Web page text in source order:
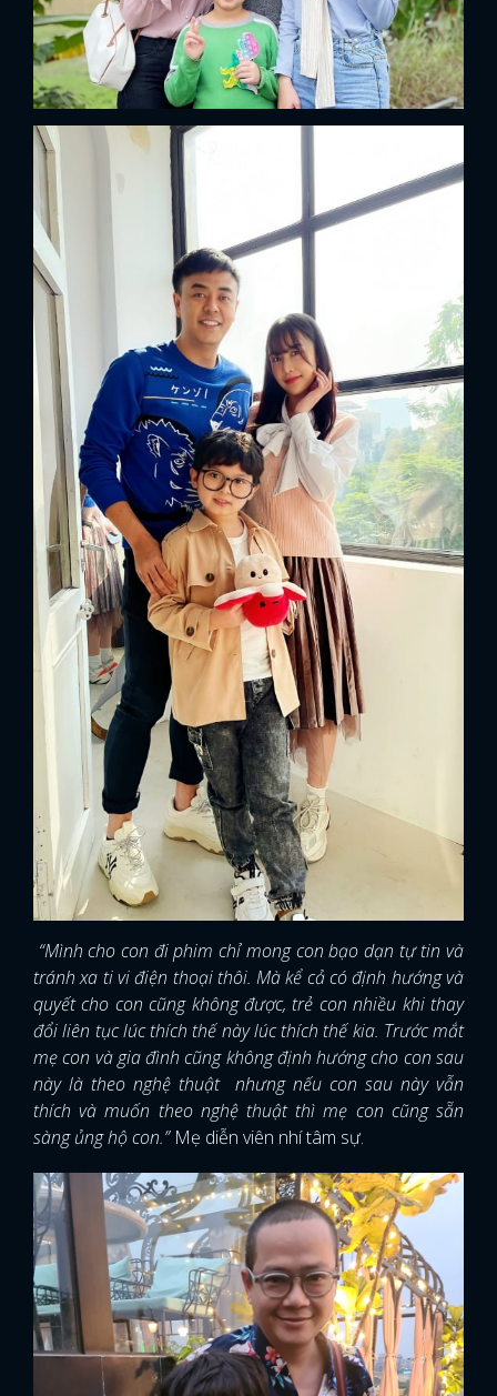
x
ĐĂNG NHẬP
“Mình cho con đi phim chỉ mong con bạo dạn tự tin và
tránh xa ti vi điện thoại thôi. Mà kể cả có định hướng và
quyết cho con cũng không được, trẻ con nhiều khi thay
đổi liên tục lúc thích thế này lúc thích thế kia. Trước mắt
mẹ con và gia đình cũng không định hướng cho con sau
này là theo nghệ thuật nhưng nếu con sau này vẫn
thích và muốn theo nghệ thuật thì mẹ con cũng sẵn
sàng ủng hộ con.”Mẹ diễn viên nhí tâm sự.